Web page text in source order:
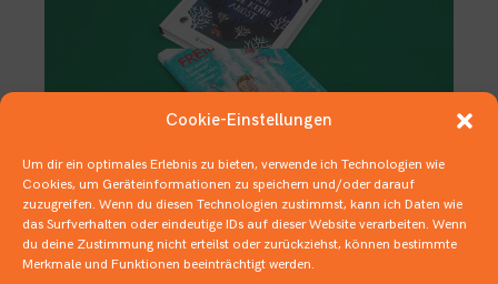
Cookie-Einstellungen
Um dir ein optimales Erlebnis zu bieten, verwende ich Technologien wie
Cookies, um Geräteinformationen zu speichern und/oder darauf
zuzugreifen. Wenn du diesen Technologien zustimmst, kann ich Daten wie
das Surfverhalten oder eindeutige IDs auf dieser Website verarbeiten. Wenn
du deine Zustimmung nicht erteilst oder zurückziehst, können bestimmte
Merkmale und Funktionen beeinträchtigt werden.
Deutscher Jugendliteraturpreis –
Nominierungen Kategorie
Kinderbuch
22. SEPTEMBER 2020